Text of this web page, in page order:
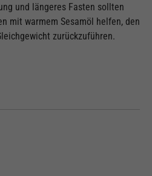
und längeres Fasten sollten
mit warmem Sesamöl helfen, den
zurückzuführen.